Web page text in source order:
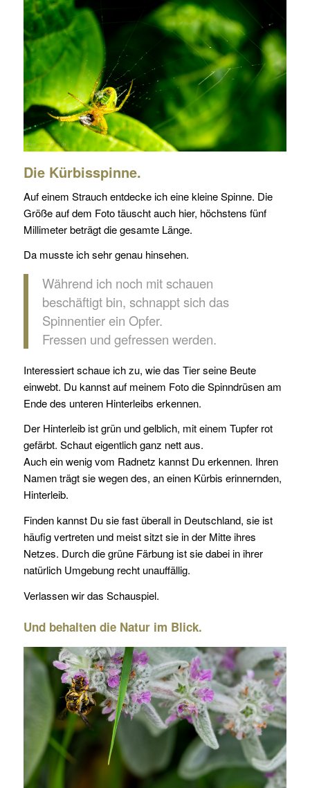
Die Kürbisspinne.
Auf einem Strauch entdecke ich eine kleine Spinne. Die
Größe auf dem Foto täuscht auch hier, höchstens fünf
Millimeter beträgt die gesamte Länge.
Da musste ich sehr genau hinsehen.
Während ich noch mit schauen
beschäftigt bin, schnappt sich das
Spinnentier ein Opfer.
Fressen und gefressen werden.
Interessiert schaue ich zu, wie das Tier seine Beute
einwebt. Du kannst auf meinem Foto die Spinndrüsen am
Ende des unteren Hinterleibs erkennen.
Der Hinterleib ist grün und gelblich, mit einem Tupfer rot
gefärbt. Schaut eigentlich ganz nett aus.
Auch ein wenig vom Radnetz kannst Du erkennen. Ihren
Namen trägt sie wegen des, an einen Kürbis erinnernden,
Hinterleib.
Finden kannst Du sie fast überall in Deutschland, sie ist
häufig vertreten und meist sitzt sie in der Mitte ihres
Netzes. Durch die grüne Färbung ist sie dabei in ihrer
natürlich Umgebung recht unauffällig.
Verlassen wir das Schauspiel.
Und behalten die Natur im Blick.